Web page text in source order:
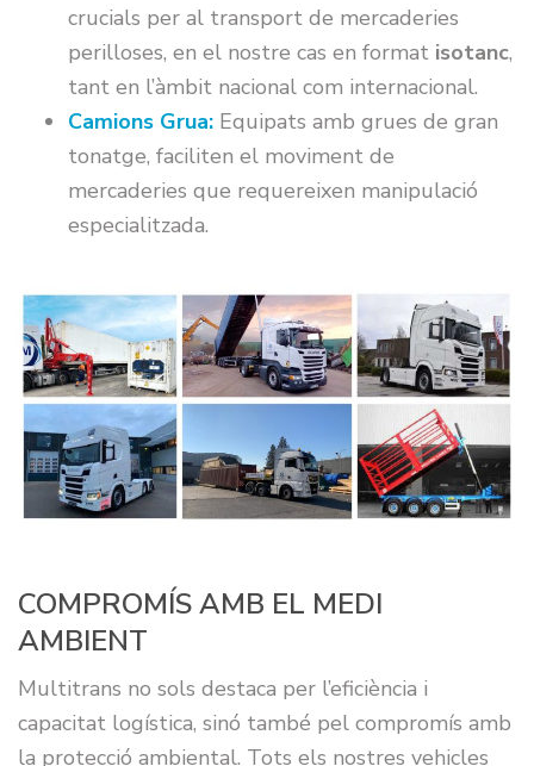
crucials per al transport de mercaderies
perilloses, en el nostre cas en format isotanc,
tant en l’àmbit nacional com internacional.
Camions Grua: Equipats amb grues de gran
tonatge, faciliten el moviment de
mercaderies que requereixen manipulació
especialitzada.
COMPROMÍS AMB EL MEDI
AMBIENT
Multitrans no sols destaca per l’eficiència i
capacitat logística, sinó també pel compromís amb
la protecció ambiental. Tots els nostres vehicles